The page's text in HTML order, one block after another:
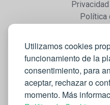
Utilizamos cookies
funcionamiento de la
consentimiento, para
aceptar, rechazar o
momento. Más
Política
Mi